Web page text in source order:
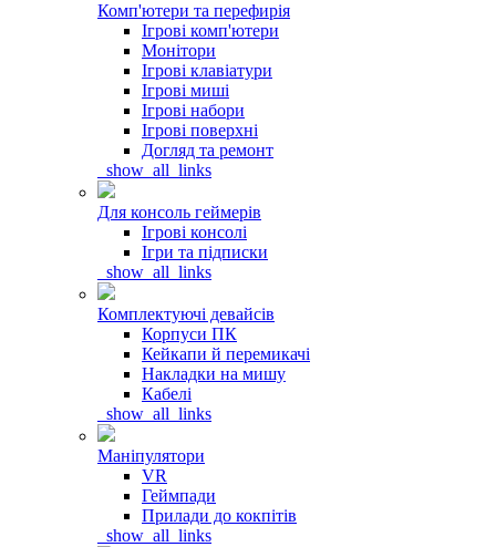
Комп'ютери та перефирія
Ігрові комп'ютери
Монітори
Ігрові клавіатури
Ігрові миші
Ігрові набори
Ігрові поверхні
Догляд та ремонт
_show_all_links
Для консоль геймерів
Ігрові консолі
Ігри та підписки
_show_all_links
Комплектуючі девайсів
Корпуси ПК
Кейкапи й перемикачі
Накладки на мишу
Кабелі
_show_all_links
Маніпулятори
VR
Геймпади
Прилади до кокпітів
_show_all_links